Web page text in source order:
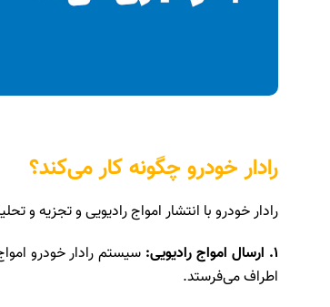
رادار خودرو چگونه کار می‌کند؟
رادار خودرو با انتشار امواج رادیویی و تجزیه و
1. ارسال امواج رادیویی:
سیستم رادار خودرو
اطراف می‌فرستد.